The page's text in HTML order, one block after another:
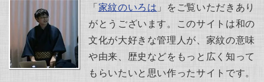
「家紋のいろは 」をご覧いただきあり
がとうございます。このサイトは和の
文化が大好きな管理人が、家紋の意味
や由来、歴史などをもっと広く知って
もらいたいと思い作ったサイトです。